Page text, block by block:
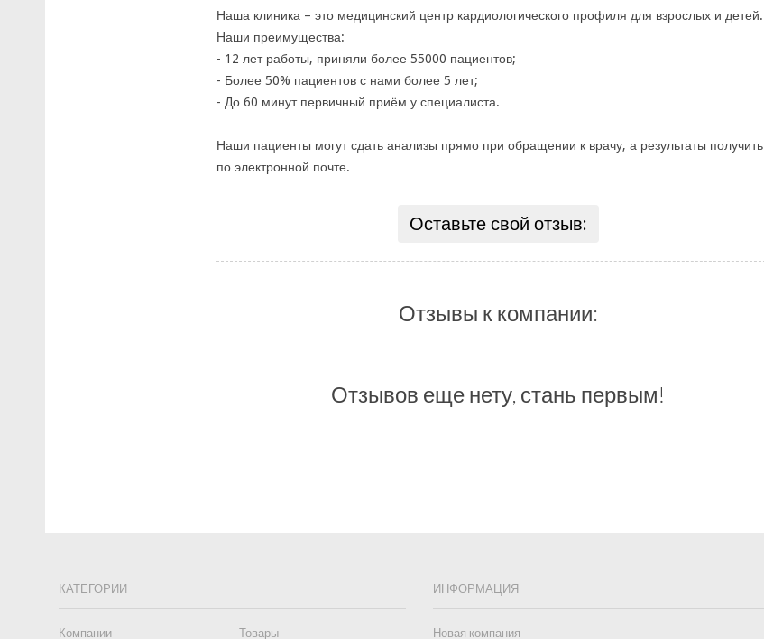
Наша клиника – это медицинский центр кардиологического профиля для взрослых и детей.
Наши преимущества:
- 12 лет работы, приняли более 55000 пациентов;
- Более 50% пациентов с нами более 5 лет;
- До 60 минут первичный приём у специалиста.
Наши пациенты могут сдать анализы прямо при обращении к врачу, а результаты получить
по электронной почте.
Оставьте свой отзыв:
Отзывы к компании:
Отзывов еще нету, стань первым!
КАТЕГОРИИ
Компании Товары
ИНФОРМАЦИЯ
Новая компания